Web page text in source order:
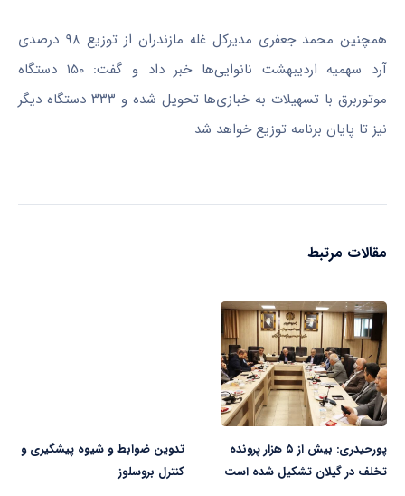
همچنین محمد جعفری مدیرکل غله مازندران از توزیع ۹۸ درصدی
آرد سهمیه اردیبهشت نانوایی‌ها خبر داد و گفت: ۱۵۰ دستگاه
موتوربرق با تسهیلات به خبازی‌ها تحویل شده و ۳۳۳ دستگاه دیگر
نیز تا پایان برنامه توزیع خواهد شد
مقالات مرتبط
پورحیدری: بیش از ۵ هزار پرونده
تخلف در گیلان تشکیل شده است
تدوین ضوابط و شیوه پیشگیری و
کنترل بروسلوز